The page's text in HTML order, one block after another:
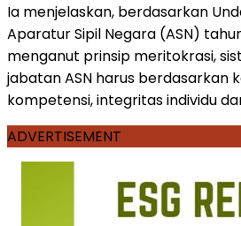
Ia menjelaskan, berdasarkan
Aparatur Sipil Negara (ASN)
menganut prinsip meritokrasi,
jabatan ASN harus berdasarkan
kompetensi, integritas individu
ADVERTISEMENT